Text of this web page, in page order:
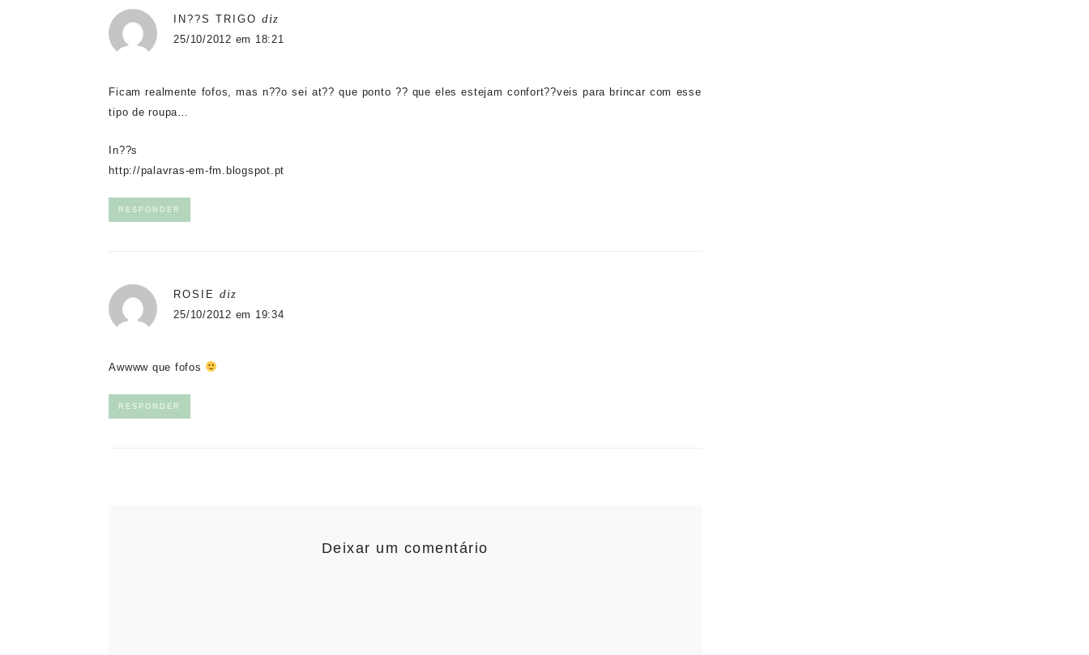
IN??S TRIGO diz
25/10/2012 em 18:21
Ficam realmente fofos, mas n??o sei at?? que ponto ?? que eles estejam confort??veis para brincar com esse
tipo de roupa…
In??s
http://palavras-em-fm.blogspot.pt
RESPONDER
ROSIE diz
25/10/2012 em 19:34
Awwww que fofos
RESPONDER
Deixar um comentário